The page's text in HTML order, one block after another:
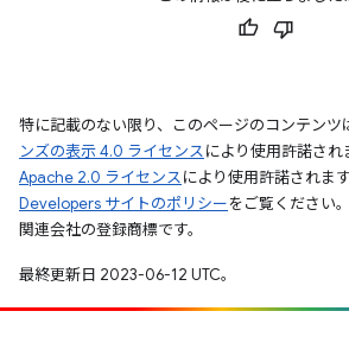
特に記載のない限り、このページのコンテンツ
ンズの表示 4.0 ライセンスにより使用許諾さ
Apache 2.0 ライセンスにより使用許諾されま
Developers サイトのポリシーをご覧ください
関連会社の登録商標です。
最終更新日 2023-06-12 UTC。